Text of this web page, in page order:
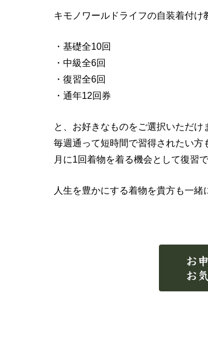
キモノワールドライフの自装着付け
・基礎全10回
・中級全6回
・復習全6回
・通年12回券
と、お好きなものをご選択いただけ
毎週通って短時間で習得されたい方
月に1回着物を着る機会として復習
人生を豊かにする着物を貴方も一緒